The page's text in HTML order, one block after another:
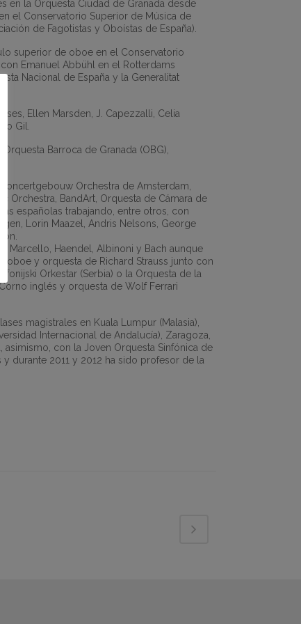
en la Orquesta Ciudad de Granada desde
el Conservatorio Superior de Música de
de Fagotistas y Oboístas de España).
superior de oboe en el Conservatorio
Emanuel Abbühl en el Rotterdams
Nacional de España y la Generalitat
Ellen Marsden, J. Capezzalli, Celia
Gil.
Barroca de Granada (OBG),
Orchestra de Amsterdam,
Orchestra, BandArt, Orquesta de Cámara de
españolas trabajando, entre otros, con
Lorin Maazel, Andris Nelsons, George
Marcello, Haendel, Albinoni y Bach aunque
oboe y orquesta de Richard Strauss junto con
Orkestar (Serbia) o la Orquesta de la
inglés y orquesta de Wolf Ferrari
magistrales en Kuala Lumpur (Malasia),
Internacional de Andalucía), Zaragoza,
asimismo, con la Joven Orquesta Sinfónica de
durante 2011 y 2012 ha sido profesor de la